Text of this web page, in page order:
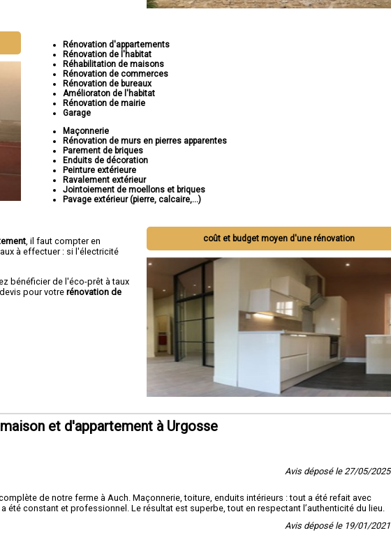
Rénovation d'appartements
Rénovation de l'habitat
Réhabilitation de maisons
Rénovation de commerces
Rénovation de bureaux
Amélioraton de l'habitat
Rénovation de mairie
Garage
Maçonnerie
Rénovation de murs en pierres apparentes
Parement de briques
Enduits de décoration
Peinture extérieure
Ravalement extérieur
Jointoiement de moellons et briques
Pavage extérieur (pierre, calcaire,...)
coût et budget moyen d'une rénovation
, il faut compter en
à effectuer : si l'électricité
bénéficier de l'éco-prêt à taux
pour votre rénovation de
et d'appartement à Urgosse
Avis déposé le 27/05/2025
de notre ferme à Auch. Maçonnerie, toiture, enduits intérieurs : tout a été refait avec
été constant et professionnel. Le résultat est superbe, tout en respectant l’authenticité du lieu.
Avis déposé le 19/01/2021